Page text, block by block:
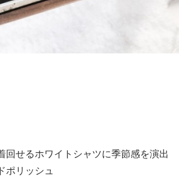
回せるホワイトシャツに季節感を演出
ポリッシュ